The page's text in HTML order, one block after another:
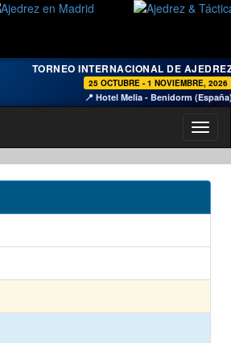
TORNEO INTERNACIONAL DE
25 OCTUBRE - 1 NOVIEMBRE, 2026
📍 Hotel Melia - Benidorm